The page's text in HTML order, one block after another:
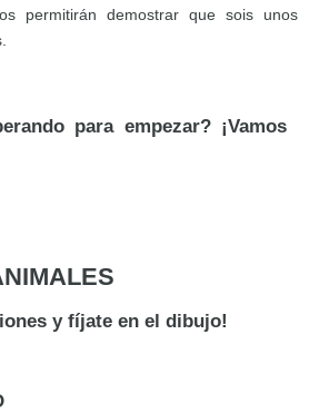
permitirán demostrar que sois unos
para empezar? ¡Vamos
y fíjate en el dibujo!